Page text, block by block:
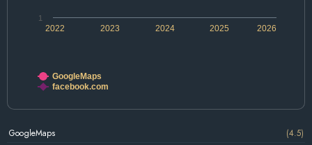
2022 2024 2026
2023 2025
1
GoogleMaps
facebook.com
GoogleMaps
(4.5)